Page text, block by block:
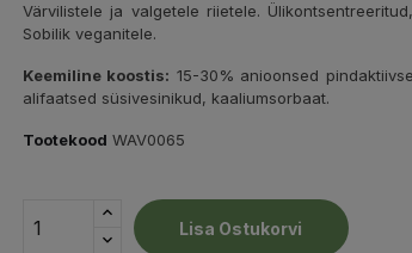
Värvilistele ja valgetele riietele.
Sobilik veganitele.
Keemiline koostis: 15-30% anioonsed
alifaatsed süsivesinikud, kaaliumsorbaat.
Tootekood WAV0065
Lisa Ostukorvi